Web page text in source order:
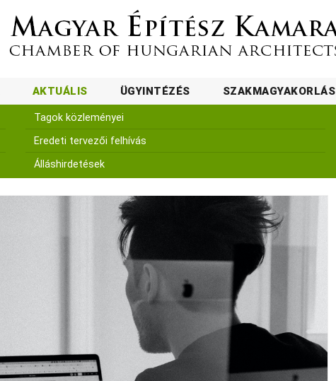
AKTUÁLIS ÜGYINTÉZÉS SZAKMAGYAKORLÁS
Tagok közleményei
Eredeti tervezői felhívás
Álláshirdetések